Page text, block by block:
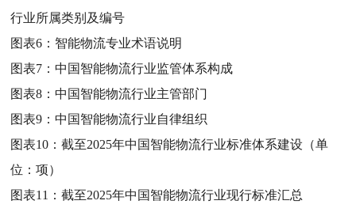
行业所属类别及编号
图表6： 智能物流专业术语说明
图表7：中国智能物流行业监管体系构成
图表8：中国智能物流行业主管部门
图表9：中国智能物流行业自律组织
图表10：截至2025年中国智能物流行业标准体系建设（单
位：项）
图表11：截至2025年中国智能物流行业现行标准汇总